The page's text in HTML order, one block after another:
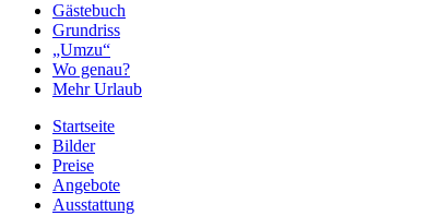
Gästebuch
Grundriss
„Umzu“
Wo genau?
Mehr Urlaub
Startseite
Bilder
Preise
Angebote
Ausstattung